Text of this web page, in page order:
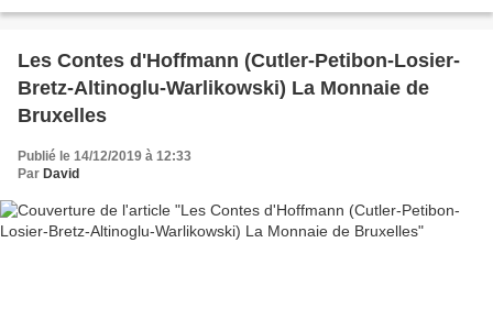
Les Contes d'Hoffmann (Cutler-Petibon-Losier-
Bretz-Altinoglu-Warlikowski) La Monnaie de
Bruxelles
Publié le 14/12/2019 à 12:33
Par David